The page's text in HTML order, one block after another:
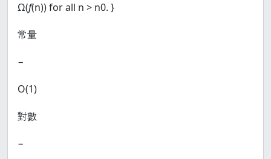
Ω(f(n)) for all n > n0. }
常量
−
Ο(1)
對數
−